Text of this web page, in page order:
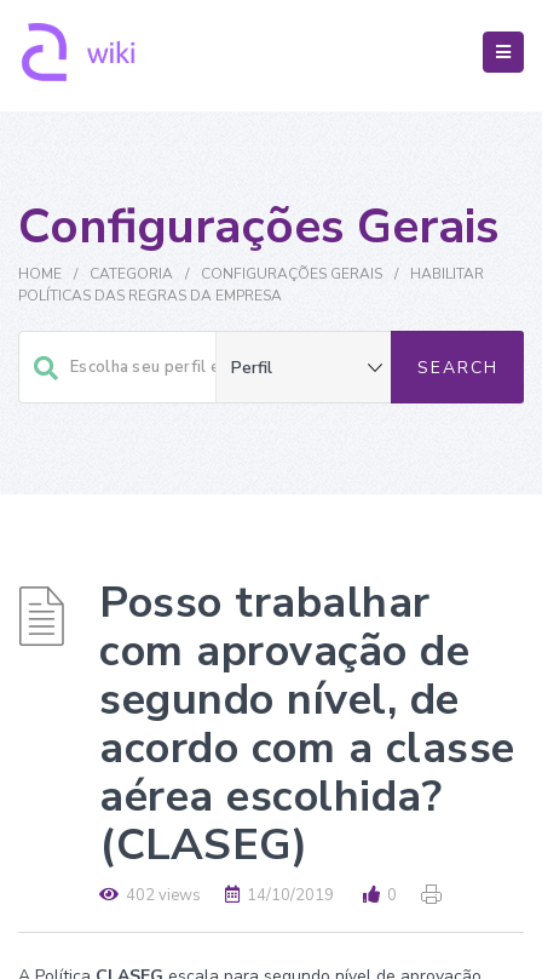
Configurações Gerais
HOME / CATEGORIA / CONFIGURAÇÕES GERAIS /
HABILITAR
POLÍTICAS DAS REGRAS DA EMPRESA
Posso trabalhar
com aprovação de
segundo nível, de
acordo com a classe
aérea escolhida?
(CLASEG)
402 views 14/10/2019 0